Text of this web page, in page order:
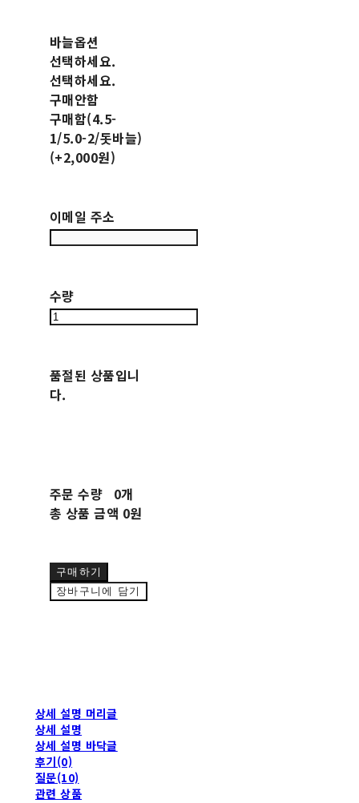
바늘옵션
선택하세요.
선택하세요.
구매안함
구매함(4.5-
1/5.0-2/돗바늘)
(+2,000원)
이메일 주소
수량
품절된 상품입니
다.
주문 수량
0개
총 상품 금액 0원
구매하기
장바구니에 담기
상세 설명 머리글
상세 설명
상세 설명 바닥글
후기(0)
질문(10)
관련 상품